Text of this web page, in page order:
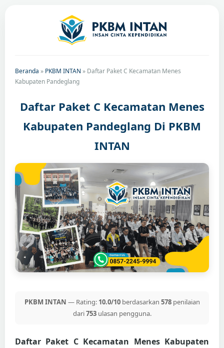
Beranda » PKBM INTAN » Daftar Paket C Kecamatan Menes
Kabupaten Pandeglang
Daftar Paket C Kecamatan Menes
Kabupaten Pandeglang Di PKBM
INTAN
PKBM INTAN — Rating: 10.0/10berdasarkan 578penilaian
dari753ulasan pengguna.
Daftar Paket C Kecamatan Menes Kabupaten